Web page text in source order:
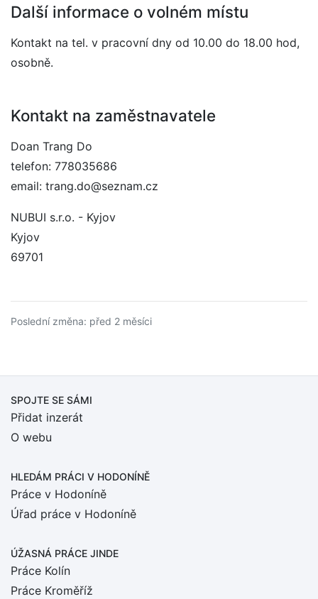
Další informace o volném místu
Kontakt na tel. v pracovní dny od 10.00 do 18.00 hod,
osobně.
Kontakt na zaměstnavatele
Doan Trang Do
telefon: 778035686
email: trang.do@seznam.cz
NUBUI s.r.o. - Kyjov
Kyjov
69701
Poslední změna: před 2 měsíci
SPOJTE SE SÁMI
Přidat inzerát
O webu
HLEDÁM PRÁCI V HODONÍNĚ
Práce v Hodoníně
Úřad práce v Hodoníně
ÚŽASNÁ PRÁCE JINDE
Práce Kolín
Práce Kroměříž